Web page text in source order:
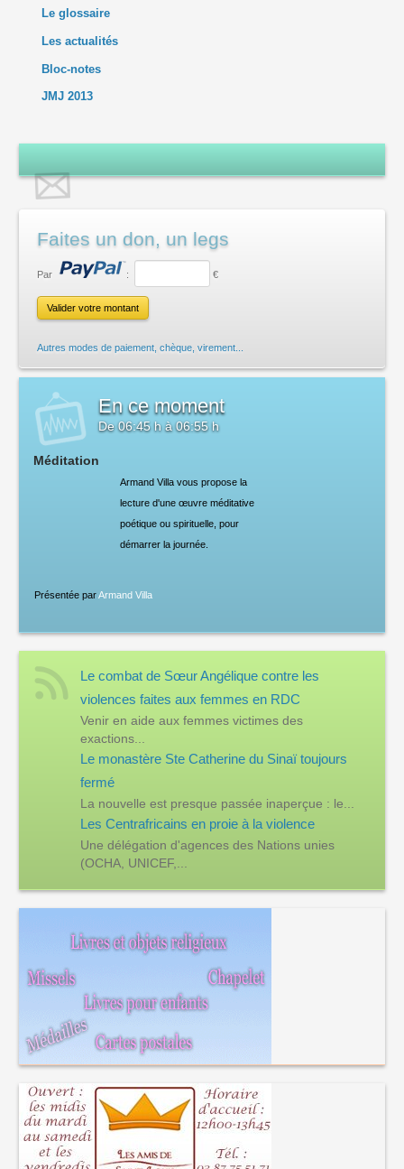
Le glossaire
Les actualités
Bloc-notes
JMJ 2013
Faites un don, un legs
Par : €
Autres modes de paiement, chèque, virement...
En ce moment
De06:45 hà06:55 h
Méditation
Armand Villa vous propose la
lecture d'une œuvre méditative
poétique ou spirituelle, pour
démarrer la journée.
Présentée parArmand Villa
Le combat de Sœur Angélique contre les
violences faites aux femmes en RDC
Venir en aide aux femmes victimes des
exactions...
Le monastère Ste Catherine du Sinaï toujours
fermé
La nouvelle est presque passée inaperçue : le...
Les Centrafricains en proie à la violence
Une délégation d'agences des Nations unies
(OCHA, UNICEF,...